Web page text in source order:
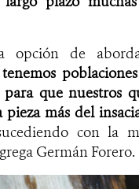
opción de
que nuestros
más del
con la
Germán Forero.